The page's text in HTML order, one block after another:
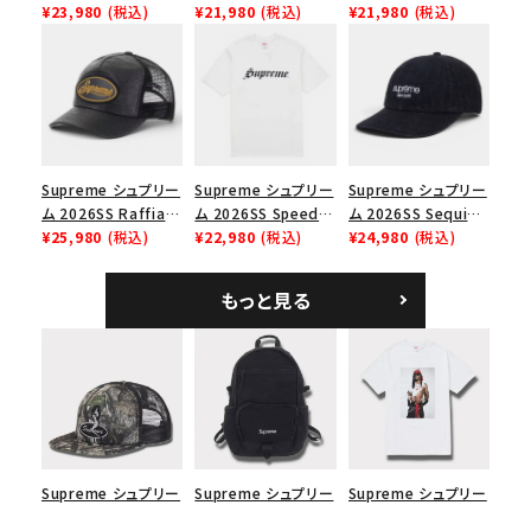
Chino Twill Camp
ノツイル キャンプキャ
ップ ブラック
¥23,980 (税込)
Tee スピードTシャツ
¥21,980 (税込)
Box Tee スモールボ
¥21,980 (税込)
Supreme シュプリー
ム 2026SS Raffia
Mesh Back 5-Panel
¥25,980 (税込)
Supreme シュプリー
ム 2026SS Speed
Tee スピードTシャツ
¥22,980 (税込)
Supreme シュプリー
ム 2026SS Sequin
Denim Classic
シックロゴ 6パネルキ
ャップ ブラック
¥24,980 (税込)
もっと見る
Supreme シュプリー
Supreme シュプリー
Supreme シュプリー